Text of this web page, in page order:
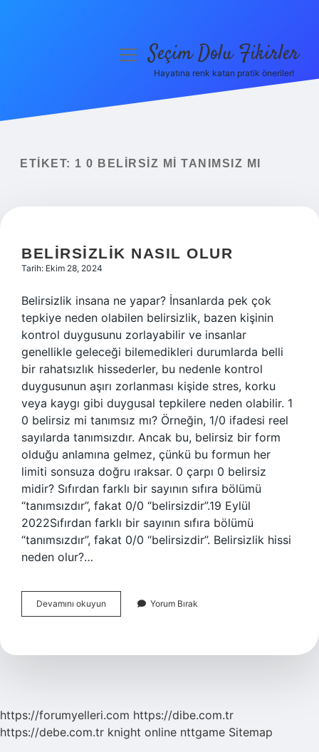
Yasal Uyarı
menüyüSeçim Dolu Fikirler
Hayatına renk katan pratik öneriler!
ETIKET: 1 0 BELIRSIZ MI TANIMSIZ MI
BELIRSIZLIK NASIL OLUR
Tarih: Ekim 28, 2024
Belirsizlik insana ne yapar? İnsanlarda pek çok
tepkiye neden olabilen belirsizlik, bazen kişinin
kontrol duygusunu zorlayabilir ve insanlar
genellikle geleceği bilemedikleri durumlarda belli
bir rahatsızlık hissederler, bu nedenle kontrol
duygusunun aşırı zorlanması kişide stres, korku
veya kaygı gibi duygusal tepkilere neden olabilir. 1
0 belirsiz mi tanımsız mı? Örneğin, 1/0 ifadesi reel
sayılarda tanımsızdır. Ancak bu, belirsiz bir form
olduğu anlamına gelmez, çünkü bu formun her
limiti sonsuza doğru ıraksar. 0 çarpı 0 belirsiz
midir? Sıfırdan farklı bir sayının sıfıra bölümü
“tanımsızdır”, fakat 0/0 “belirsizdir”.19 Eylül
2022Sıfırdan farklı bir sayının sıfıra bölümü
“tanımsızdır”, fakat 0/0 “belirsizdir”. Belirsizlik hissi
neden olur?…
Devamını okuyun Belirsizlik
Nasıl
Yorum Bırak
https://forumyelleri.com https://dibe.com.tr
https://debe.com.tr knight online nttgame Sitemap